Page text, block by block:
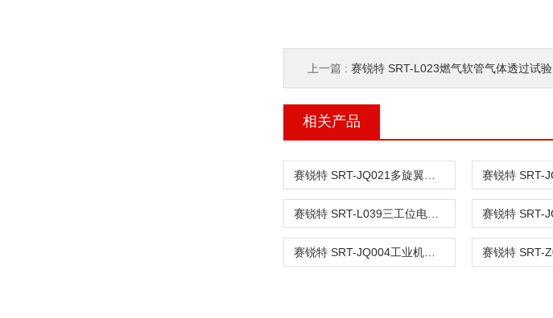
上一篇 : 赛锐特 SRT-L023燃气软管气体透过试验机 技术操作
相关产品